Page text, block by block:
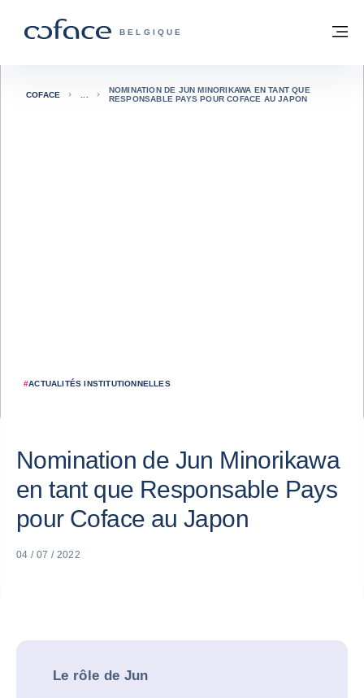
COFACE, FOR TRADE - PAGE
BELGIQUE
Retour à la page d'accueil
#ACTUALITÉS INSTITUTIONNELLES
COFACE
NOMINATION DE JUN MINORIKAWA EN TANT QUE
RESPONSABLE PAYS POUR COFACE AU JAPON
Nomination de Jun Minorikawa
en tant que Responsable Pays
pour Coface au Japon
04 / 07 / 2022
Le rôle de Jun